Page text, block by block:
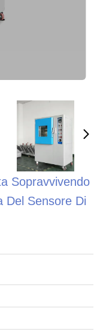
Sopravvivendo
Del Sensore Di